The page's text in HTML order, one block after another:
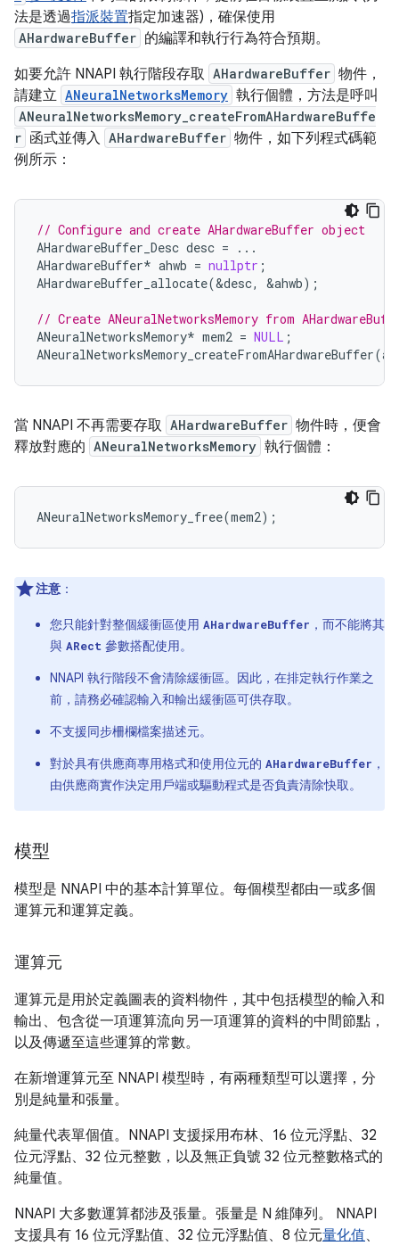
法是透過指派裝置指定加速器)，確保使用
AHardwareBuffer 的編譯和執行行為符合預期。
如要允許 NNAPI 執行階段存取 AHardwareBuffer 物件，
請建立 ANeuralNetworksMemory 執行個體，方法是呼叫
ANeuralNetworksMemory_createFromAHardwareBuffe
r 函式並傳入 AHardwareBuffer 物件，如下列程式碼範
例所示：
// Configure and create AHardwareBuffer object
AHardwareBuffer_Desc desc =
...
AHardwareBuffer* ahwb = nullptr ;
AHardwareBuffer_allocate(&desc, &ahwb);
// Create ANeuralNetworksMemory from
ANeuralNetworksMemory* mem2 = NULL ;
ANeuralNetworksMemory_createFromAHardwareBuffer(
當 NNAPI 不再需要存取 AHardwareBuffer 物件時，便會
釋放對應的 ANeuralNetworksMemory 執行個體：
ANeuralNetworksMemory_free(mem2);
注意 ：
您只能針對整個緩衝區使用 AHardwareBuffer ，而不能將其
與 ARect 參數搭配使用。
NNAPI 執行階段不會清除緩衝區。因此，在排定執行作業之
前，請務必確認輸入和輸出緩衝區可供存取。
不支援同步柵欄檔案描述元。
對於具有供應商專用格式和使用位元的 AHardwareBuffer ，
由供應商實作決定用戶端或驅動程式是否負責清除快取。
模型
模型是 NNAPI 中的基本計算單位。每個模型都由一或多個
運算元和運算定義。
運算元
運算元是用於定義圖表的資料物件，其中包括模型的輸入和
輸出、包含從一項運算流向另一項運算的資料的中間節點，
以及傳遞至這些運算的常數。
在新增運算元至 NNAPI 模型時，有兩種類型可以選擇，分
別是純量和張量。
純量代表單個值。NNAPI 支援採用布林、16 位元浮點、32
位元浮點、32 位元整數，以及無正負號 32 位元整數格式的
純量值。
NNAPI 大多數運算都涉及張量。張量是 N 維陣列。 NNAPI
支援具有 16 位元浮點值、32 位元浮點值、8 位元量化值、